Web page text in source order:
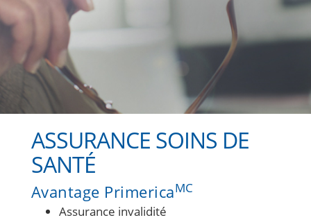
ASSURANCE SOINS DE
SANTÉ
Avantage PrimericaMC
Assurance invalidité